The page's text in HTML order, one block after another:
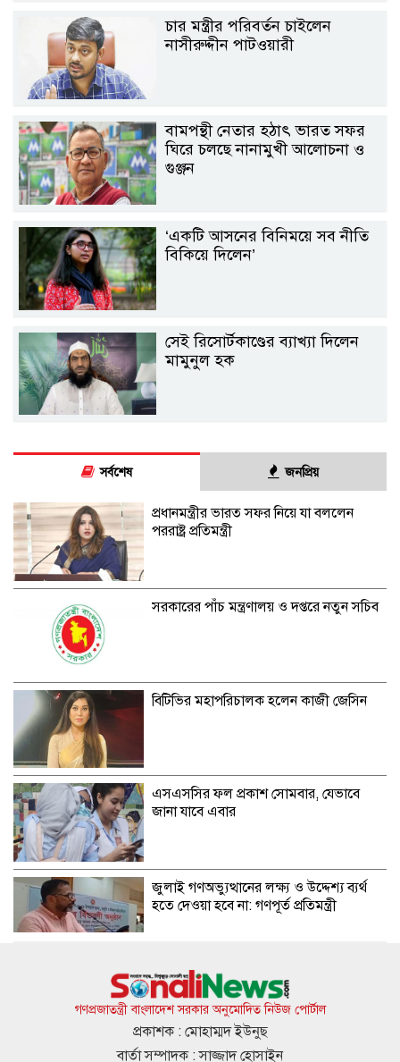
চার মন্ত্রীর পরিবর্তন চাইলেন
নাসীরুদ্দীন পাটওয়ারী
বামপন্থী নেতার হঠাৎ ভারত সফর
ঘিরে চলছে নানামুখী আলোচনা ও
গুঞ্জন
‘একটি আসনের বিনিময়ে সব নীতি
বিকিয়ে দিলেন’
সেই রিসোর্টকাণ্ডের ব্যাখ্যা দিলেন
মামুনুল হক
সর্বশেষ জনপ্রিয়
প্রধানমন্ত্রীর ভারত সফর নিয়ে যা বললেন
পররাষ্ট্র প্রতিমন্ত্রী
সরকারের পাঁচ মন্ত্রণালয় ও দপ্তরে নতুন সচিব
বিটিভির মহাপরিচালক হলেন কাজী জেসিন
এসএসসির ফল প্রকাশ সোমবার, যেভাবে
জানা যাবে এবার
জুলাই গণঅভ্যুত্থানের লক্ষ্য ও উদ্দেশ্য ব্যর্থ
হতে দেওয়া হবে না: গণপূর্ত প্রতিমন্ত্রী
বিমানবন্দরে ভিআইপি-সিআইপিদেরও তল্লাশির
সিদ্ধান্ত
গণপ্রজাতন্ত্রী বাংলাদেশ সরকার অনুমোদিত নিউজ পোর্টাল
প্রকাশক : মোহাম্মদ ইউনুছ
বার্তা সম্পাদক : সাজ্জাদ হোসাইন